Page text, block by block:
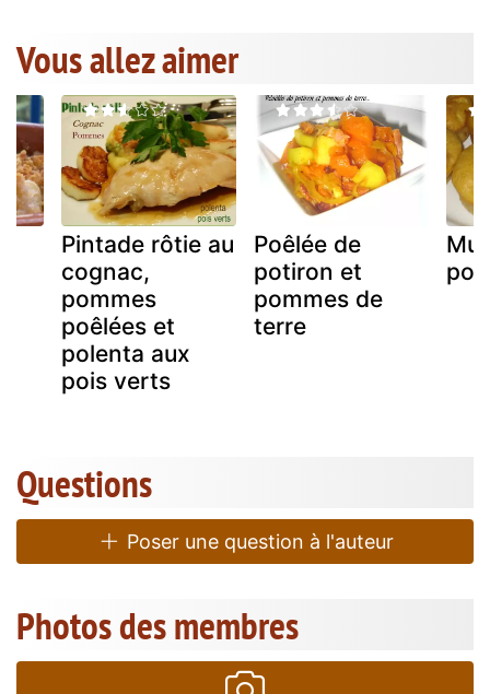
Vous allez aimer
Pintade rôtie au
cognac,
pommes
poêlées et
polenta aux
pois verts
Poêlée de
potiron et
pommes de
terre
Questions
Poser une question à l'auteur
Photos des membres